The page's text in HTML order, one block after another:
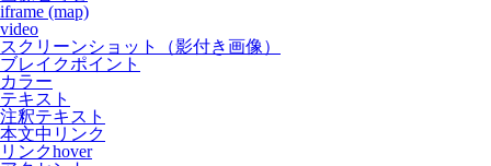
iframe (map)
video
スクリーンショット（影付き画像）
ブレイクポイント
カラー
テキスト
注釈テキスト
本文中リンク
リンクhover